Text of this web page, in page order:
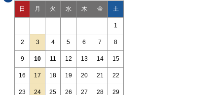
日 月 火 水 木 金 土
1
2 3 4 5 6 7 8
9 10 11 12 13 14 15
16 17 18 19 20 21 22
23 24 25 26 27 28 29